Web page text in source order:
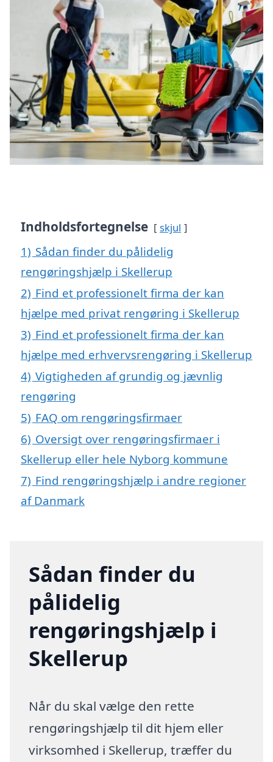
Indholdsfortegnelse skjul
1) Sådan finder du pålidelig
rengøringshjælp i Skellerup
2) Find et professionelt firma der kan
hjælpe med privat rengøring i Skellerup
3) Find et professionelt firma der kan
hjælpe med erhvervsrengøring i Skellerup
4) Vigtigheden af grundig og jævnlig
rengøring
5) FAQ om rengøringsfirmaer
6) Oversigt over rengøringsfirmaer i
Skellerup eller hele Nyborg kommune
7) Find rengøringshjælp i andre regioner
af Danmark
Sådan finder du
pålidelig
rengøringshjælp i
Skellerup
Når du skal vælge den rette
rengøringshjælp til dit hjem eller
virksomhed i Skellerup, træffer du